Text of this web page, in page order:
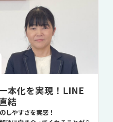
本化を実現！LINE
結
しやすさを実感！